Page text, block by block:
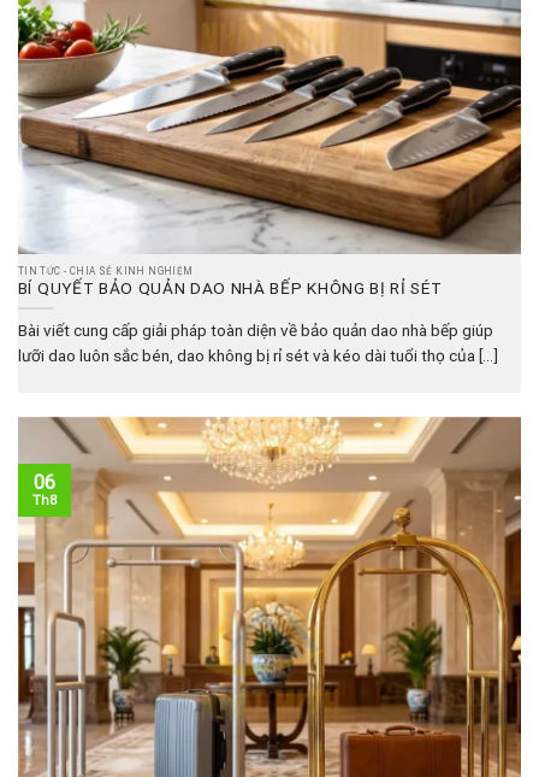
TIN TỨC - CHIA SẺ KINH NGHIỆM
BÍ QUYẾT BẢO QUẢN DAO NHÀ BẾP KHÔNG BỊ RỈ SÉT
Bài viết cung cấp giải pháp toàn diện về bảo quản dao nhà bếp giúp
lưỡi dao luôn sắc bén, dao không bị rỉ sét và kéo dài tuổi thọ của [...]
06
Th8